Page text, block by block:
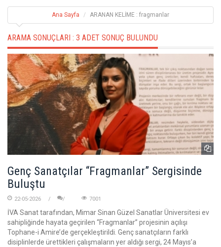
Ana Sayfa ARANAN KELİME : fragmanlar
ARAMA SONUÇLARI : 3 ADET SONUÇ BULUNDU
Genç Sanatçılar “Fragmanlar” Sergisinde
Buluştu
22-05-2026 7001
İVA Sanat tarafından, Mimar Sinan Güzel Sanatlar Üniversitesi ev
sahipliğinde hayata geçirilen “Fragmanlar” projesinin açılışı
Tophane-i Amire’de gerçekleştirildi. Genç sanatçıların farklı
disiplinlerde ürettikleri çalışmaların yer aldığı sergi, 24 Mayıs’a